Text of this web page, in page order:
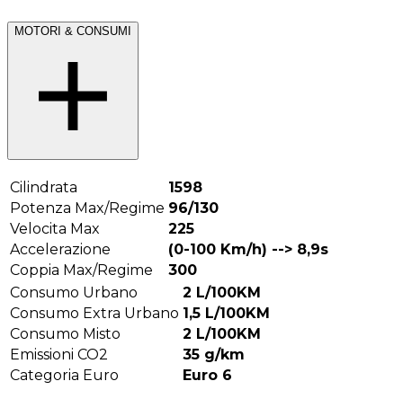
MOTORI & CONSUMI
Cilindrata
1598
Potenza Max/Regime 96/130
Velocita Max
225
Accelerazione
(0-100 Km/h) --> 8,9s
Coppia Max/Regime
300
Consumo Urbano
2 L/100KM
Consumo Extra Urbano 1,5 L/100KM
Consumo Misto
2 L/100KM
Emissioni CO2
35 g/km
Categoria Euro
Euro 6